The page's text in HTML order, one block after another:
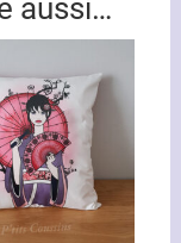
aussi…